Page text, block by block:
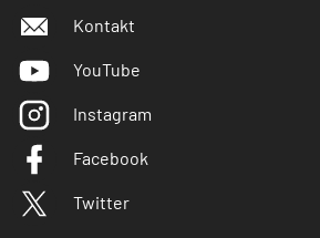
Kontakt
YouTube
Instagram
Facebook
Twitter